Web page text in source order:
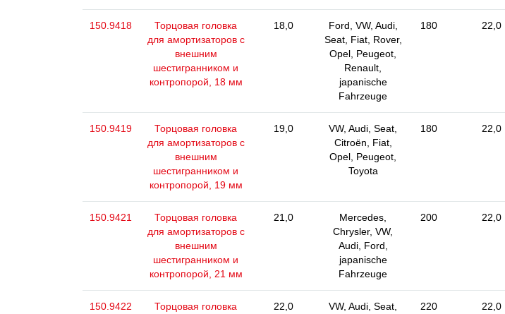
150.9418
Торцовая головка
для амортизаторов с
внешним
шестигранником и
контропорой, 18 мм
18,0
Ford, VW, Audi,
Seat, Fiat, Rover,
Opel, Peugeot,
Renault,
japanische
Fahrzeuge
180 22,0
150.9419
Торцовая головка
для амортизаторов с
внешним
шестигранником и
контропорой, 19 мм
19,0
VW, Audi, Seat,
Citroën, Fiat,
Opel, Peugeot,
Toyota
180 22,0
150.9421
Торцовая головка
для амортизаторов с
внешним
шестигранником и
контропорой, 21 мм
21,0
Mercedes,
Chrysler, VW,
Audi, Ford,
japanische
Fahrzeuge
200 22,0
150.9422
Торцовая головка
22,0
VW, Audi, Seat,
220 22,0